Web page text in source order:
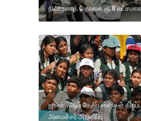
நிவாரணத் தொகை ரூ.8 லட்சமாக
ஜூன் 7ஆம் தேதி பள்ளிகள்
அமைச்சர் அறிவிப்பு